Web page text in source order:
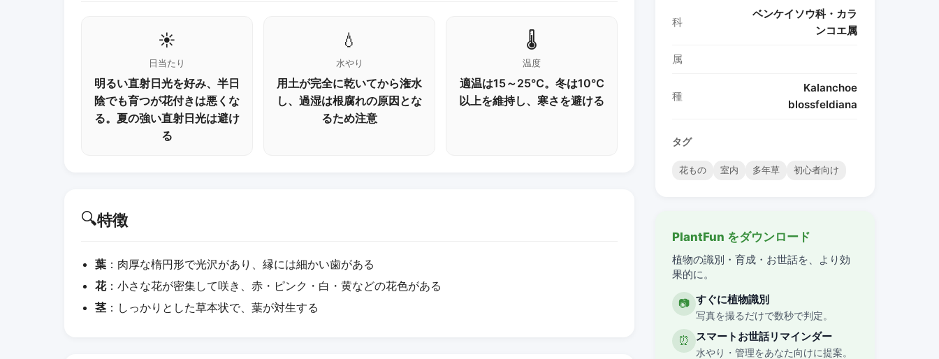
☀️
日当たり
明るい直射日光を好み、半日
陰でも育つが花付きは悪くな
る。夏の強い直射日光は避け
る
💧
水やり
用土が完全に乾いてから潅水
し、過湿は根腐れの原因とな
るため注意
🌡️
温度
適温は15～25℃。冬は10℃
以上を維持し、寒さを避ける
🔍特徴
葉 ：肉厚な楕円形で光沢があり、縁には細かい歯がある
花：小さな花が密集して咲き、赤・ピンク・白・黄などの花色がある
茎 ：しっかりとした草本状で、葉が対生する
科
ベンケイソウ科・カラ
ンコエ属
属
種
Kalanchoe
blossfeldiana
タグ
花もの 室内 多年草 初心者向け
PlantFun をダウンロード
植物の識別・育成・お世話を、より効
果的に。
📷 すぐに植物識別
写真を撮るだけで数秒で判定。
⏰ スマートお世話リマインダー
水やり・管理をあなた向けに提案。